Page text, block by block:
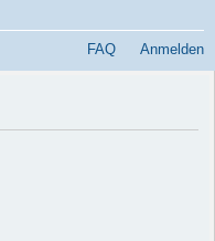
FAQ Anmelden